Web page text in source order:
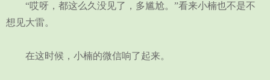
“哎呀，都这么久没见了，多尴尬。”看来小楠也不是不
想见大雷。
在这时候，小楠的微信响了起来。